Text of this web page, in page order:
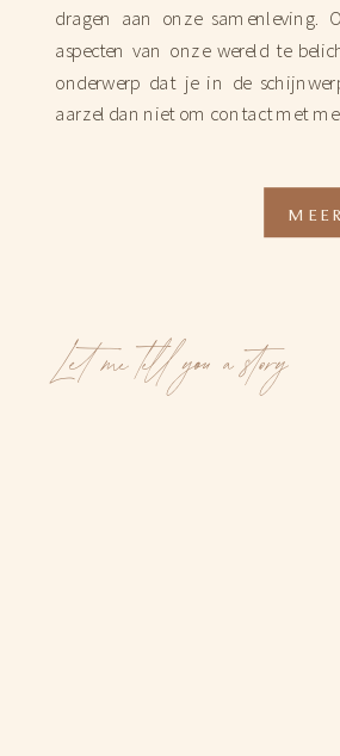
dragen aan onze samenleving.
aspecten van onze wereld te
onderwerp dat je in de
aarzel dan niet om contact met
Let me tell you a story